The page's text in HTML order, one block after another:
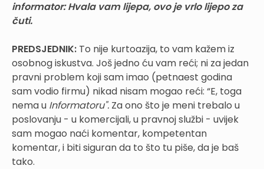
informator: Hvala vam lijepa, ovo je vrlo lijepo za
čuti.
PREDSJEDNIK: To nije kurtoazija, to vam kažem iz
osobnog iskustva. Još jedno ću vam reći; ni za jedan
pravni problem koji sam imao (petnaest godina
sam vodio firmu) nikad nisam mogao reći: “E, toga
nema u Informatoru". Za ono što je meni trebalo u
poslovanju - u komercijali, u pravnoj službi - uvijek
sam mogao naći komentar, kompetentan
komentar, i biti siguran da to što tu piše, da je baš
tako.